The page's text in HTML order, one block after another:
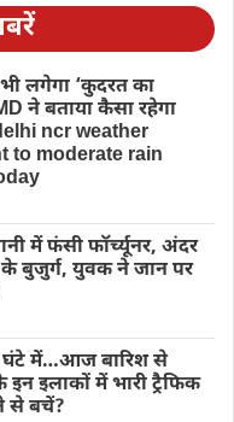
लगेगा ‘कुदरत का
ने बताया कैसा रहेगा
ncr weather
to moderate rain
में फंसी फॉर्च्यूनर, अंदर
बुजुर्ग, युवक ने जान पर
घंटे में…आज बारिश से
इलाकों में भारी ट्रैफिक
से बचें?